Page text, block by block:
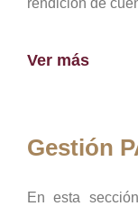
rendición de
Ver más
Gestión
En esta